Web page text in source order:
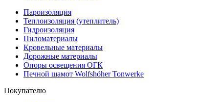
Пароизоляция
Теплоизоляция (утеплитель)
Гидроизоляция
Пиломатериалы
Кровельные материалы
Дорожные материалы
Опоры освещения ОГК
Печной шамот Wolfshöher Tonwerke
Покупателю